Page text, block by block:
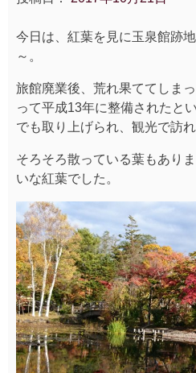
今日は、紅葉を見に玉泉館跡
～。
旅館廃業後、荒れ果ててしま
って平成13年に整備されたと
でも取り上げられ、観光で訪
そろそろ散っている葉もあり
いな紅葉でした。